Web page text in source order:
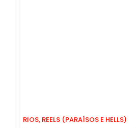
RIOS, REELS (PARAÍSOS E HELLS)